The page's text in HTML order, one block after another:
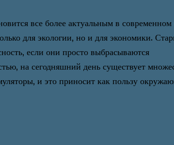
все более актуальным в современном
для экологии, но и для экономики.
если они просто выбрасываются
на сегодняшний день существует
и это приносит как пользу